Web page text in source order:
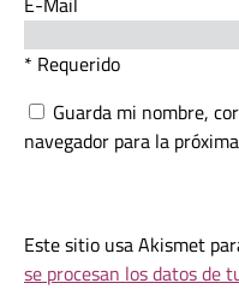
* Requerido
Guarda mi nombre,
navegador para la
Este sitio usa Akismet
se procesan los datos de